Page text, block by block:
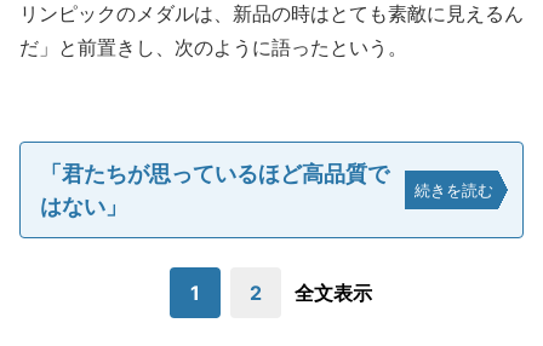
リンピックのメダルは、新品の時はとても素敵に見えるん
だ」と前置きし、次のように語ったという。
「君たちが思っているほど高品質で
はない」
続きを読む
1 2 全文表示